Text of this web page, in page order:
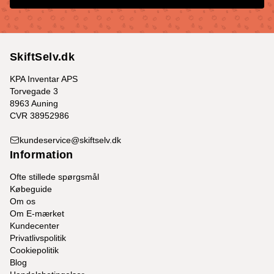
SkiftSelv.dk
KPA Inventar APS
Torvegade 3
8963 Auning
CVR 38952986
kundeservice@skiftselv.dk
Information
Ofte stillede spørgsmål
Købeguide
Om os
Om E-mærket
Kundecenter
Privatlivspolitik
Cookiepolitik
Blog